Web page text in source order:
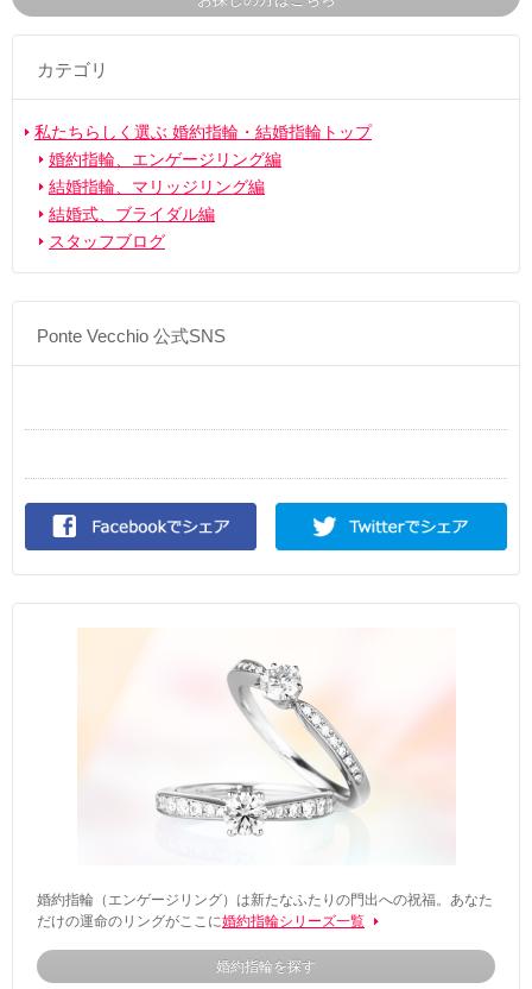
カテゴリ
私たちらしく選ぶ 婚約指輪・結婚指輪トップ
婚約指輪、エンゲージリング編
結婚指輪、マリッジリング編
結婚式、ブライダル編
スタッフブログ
Ponte Vecchio 公式SNS
婚約指輪（エンゲージリング）は新たなふたりの門出への祝福。あなた
だけの運命のリングがここに婚約指輪シリーズ一覧
婚約指輪を探す